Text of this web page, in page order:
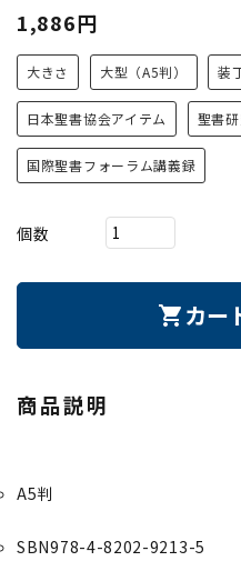
1,886円
大きさ 大型（A5判） 装
日本聖書協会アイテム 聖書
国際聖書フォーラム講義録
個数
shopping_cart カー
商品説明
A5判
SBN978-4-8202-9213-5